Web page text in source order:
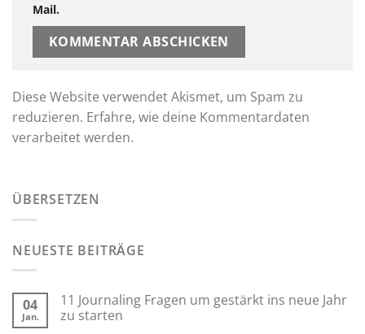
Mail.
Diese Website verwendet Akismet, um Spam zu
reduzieren. Erfahre, wie deine Kommentardaten
verarbeitet werden.
ÜBERSETZEN
NEUESTE BEITRÄGE
04
Jan.
11 Journaling Fragen um gestärkt ins neue Jahr
zu starten